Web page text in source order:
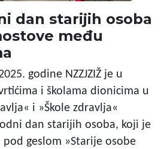
dan starijih osoba
među
godine NZZJZIŽ je u
i školama dionicima u
i »Škole zdravlja«
dan starijih osoba, koji je
geslom »Starije osobe